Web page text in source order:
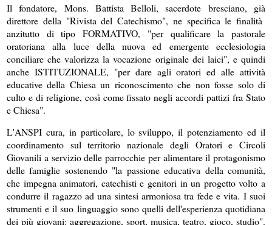
Il fondatore, Mons. Battista Belloli, sacerdote bresciano, già
direttore della "Rivista del Catechismo", ne specifica le finalità
anzitutto di tipo FORMATIVO, "per qualificare la pastorale
oratoriana alla luce della nuova ed emergente ecclesiologia
conciliare che valorizza la vocazione originale dei laici", e quindi
anche ISTITUZIONALE, "per dare agli oratori ed alle attività
educative della Chiesa un riconoscimento che non fosse solo di
culto e di religione, così come fissato negli accordi pattizi fra Stato
e Chiesa".
L'ANSPI cura, in particolare, lo sviluppo, il potenziamento ed il
coordinamento sul territorio nazionale degli Oratori e Circoli
Giovanili a servizio delle parrocchie per alimentare il protagonismo
delle famiglie sostenendo "la passione educativa della comunità,
che impegna animatori, catechisti e genitori in un progetto volto a
condurre il ragazzo ad una sintesi armoniosa tra fede e vita. I suoi
strumenti e il suo linguaggio sono quelli dell'esperienza quotidiana
dei più giovani: aggregazione, sport, musica, teatro, gioco, studio".